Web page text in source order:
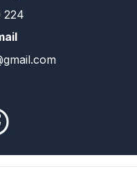
224